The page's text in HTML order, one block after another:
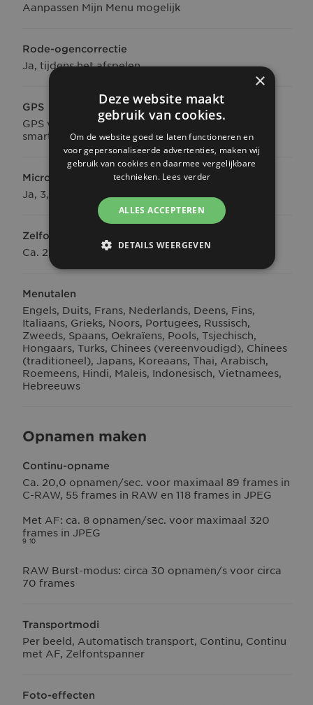
Aanpassen Mijn Menu mogelijk
Rode-ogencorrectie
Ja, tijdens het afspelen
GPS
GPS via mobiel (gekoppeld aan een compatibele
smartphone)
Microfooningang
Ja, 3,5 mm
Zelfontspanner
Ca. 2, 10 sec. of aangepast
Menutalen
Engels, Duits, Frans, Nederlands, Deens, Fins,
Italiaans, Grieks, Noors, Portugees, Russisch,
Zweeds, Spaans, Oekraïens, Pools, Tsjechisch,
Hongaars, Turks, Chinees (vereenvoudigd), Chinees
(traditioneel), Japans, Koreaans, Thai, Arabisch,
Roemeens, Hindi, Maleis, Indonesisch, Vietnamees,
Hebreeuws
Opnamen maken
Continu-opname
Ca. 20,0 opnamen/sec. voor maximaal 89 frames in
C-RAW, 55 frames in RAW en 118 frames in JPEG
Met AF: ca. 8 opnamen/sec. voor maximaal 320
frames in JPEG
9 10
RAW Burst-modus: circa 30 opnamen/s voor circa
70 frames
Transportmodi
Per beeld, Automatisch transport, Continu, Continu
met AF, Zelfontspanner
Foto-effecten
×
Deze website maakt
gebruik van cookies.
Om de website goed te laten functioneren en
voor gepersonaliseerde advertenties, maken wij
gebruik van cookies en daarmee vergelijkbare
technieken. Lees verder
ALLES ACCEPTEREN
DETAILS WEERGEVEN